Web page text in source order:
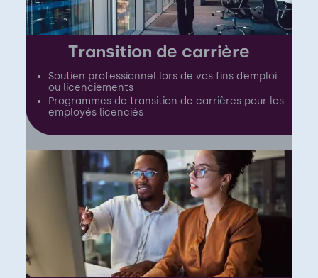
Transition de carrière
Soutien professionnel lors de vos fins d’emploi
ou licenciements
Programmes de transition de carrières pour les
employés licenciés